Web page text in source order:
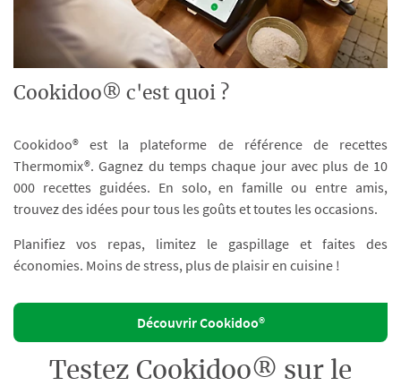
Cookidoo® c'est quoi ?
Cookidoo® est la plateforme de référence de recettes
Thermomix®. Gagnez du temps chaque jour avec plus de 10
000 recettes guidées. En solo, en famille ou entre amis,
trouvez des idées pour tous les goûts et toutes les occasions.
Planifiez vos repas, limitez le gaspillage et faites des
économies. Moins de stress, plus de plaisir en cuisine !
Découvrir Cookidoo®
Testez Cookidoo® sur le